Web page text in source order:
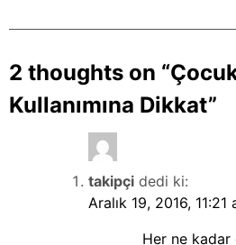
2 thoughts on “
Kullanımına Dikkat”
takipçi dedi ki:
Aralık 19, 2016, 11:21
Her ne kadar